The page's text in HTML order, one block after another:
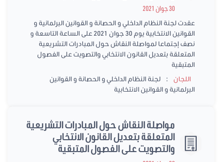
عقدت لجنة النظام الداخلي و الحصانة و القوانين البرلمانية و
القوانين الانتخابية يوم 30 جوان 2021 على الساعة التاسعة و
نصف إجتماعا لمواصلة النقاش حول المبادرات التشريعية
المتعلقة بتعديل القانون الانتخابي والتصويت على الفصول
المتبقية
اللجان :
لجنة النظام الداخلي و الحصانة و القوانين
البرلمانية و القوانين الانتخابية
مواصلة النقاش حول المبادرات التشريعية
المتعلقة بتعديل القانون الانتخابي
والتصويت على الفصول المتبقية